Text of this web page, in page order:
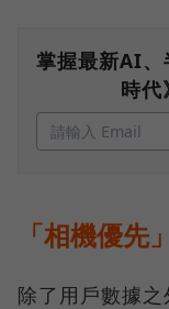
掌握最新AI、
時代
「相機優
除了用戶數據